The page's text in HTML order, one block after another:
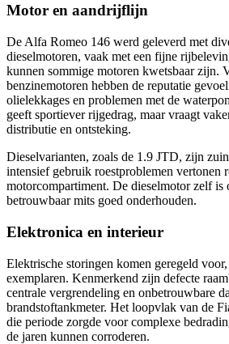
Motor en aandrijflijn
De Alfa Romeo 146 werd geleverd met
dieselmotoren, vaak met een fijne
kunnen sommige motoren kwetsbaar zijn.
benzinemotoren hebben de reputatie
olielekkages en problemen met de
geeft sportiever rijgedrag, maar vraagt
distributie en ontsteking.
Dieselvarianten, zoals de 1.9 JTD, zijn
intensief gebruik roestproblemen vertonen
motorcompartiment. De dieselmotor zelf is
betrouwbaar mits goed onderhouden.
Elektronica en interieur
Elektrische storingen komen geregeld
exemplaren. Kenmerkend zijn defecte
centrale vergrendeling en onbetrouwbare
brandstoftankmeter. Het loopvlak van de
die periode zorgde voor complexe
de jaren kunnen corroderen.